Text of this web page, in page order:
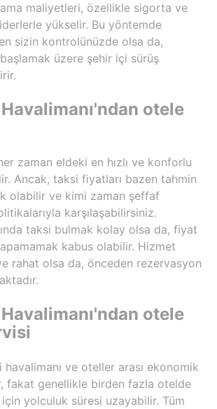
maliyetleri, özellikle sigorta ve
yükselir. Bu yöntemde
sizin kontrolünüzde olsa da,
üzere şehir içi sürüş
otele
zaman eldeki en hızlı ve konforlu
Ancak, taksi fiyatları bazen tahmin
olabilir ve kimi zaman şeffaf
karşılaşabilirsiniz.
taksi bulmak kolay olsa da, fiyat
kabus olabilir. Hizmet
rahat olsa da, önceden rezervasyon
otele
ve oteller arası ekonomik
fakat genellikle birden fazla otelde
için yolculuk süresi uzayabilir. Tüm